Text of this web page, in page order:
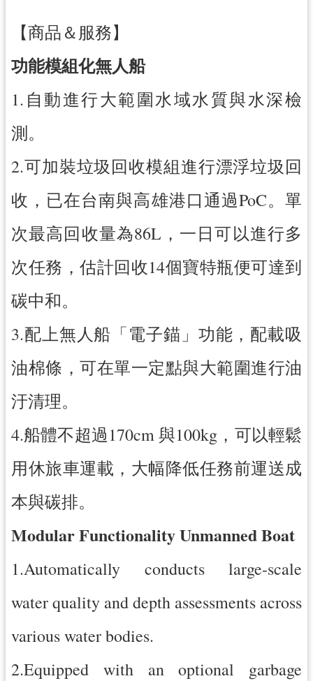
【商品＆服務】
功能模組化無人船
1.自動進行大範圍水域水質與水深檢
測。
2.可加裝垃圾回收模組進行漂浮垃圾回
收，已在台南與高雄港口通過PoC。單
次最高回收量為86L，一日可以進行多
次任務，估計回收14個寶特瓶便可達到
碳中和。
3.配上無人船「電子錨」功能，配載吸
油棉條，可在單一定點與大範圍進行油
汙清理。
4.船體不超過170cm 與100kg，可以輕鬆
用休旅車運載，大幅降低任務前運送成
本與碳排。
Modular Functionality Unmanned Boat
1.Automatically conducts large-scale
water quality and depth assessments across
various water bodies.
2.Equipped with an optional garbage